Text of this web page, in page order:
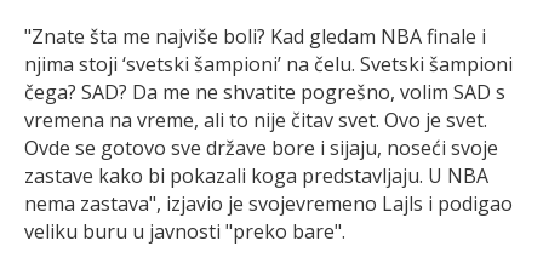
"Znate šta me najviše boli? Kad gledam NBA finale i
njima stoji ‘svetski šampioni’ na čelu. Svetski šampioni
čega? SAD? Da me ne shvatite pogrešno, volim SAD s
vremena na vreme, ali to nije čitav svet. Ovo je svet.
Ovde se gotovo sve države bore i sijaju, noseći svoje
zastave kako bi pokazali koga predstavljaju. U NBA
nema zastava", izjavio je svojevremeno Lajls i podigao
veliku buru u javnosti "preko bare".